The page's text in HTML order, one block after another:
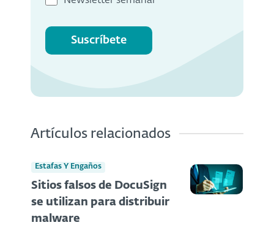
Suscríbete
Artículos relacionados
Estafas Y Engaños
Sitios falsos de DocuSign
se utilizan para distribuir
malware